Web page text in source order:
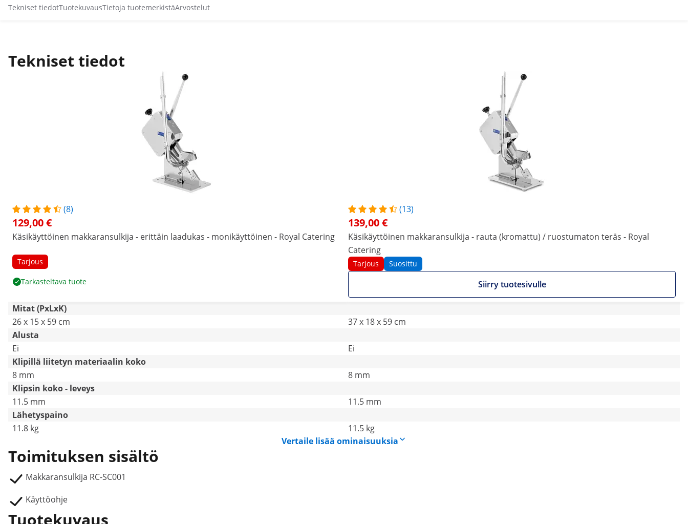
Tekniset tiedotTuotekuvausTietoja tuotemerkistäArvostelut
Tekniset tiedot
(8)
129,00 €
Käsikäyttöinen makkaransulkija - erittäin laadukas - monikäyttöinen - Royal Catering
Tarjous
Tarkasteltava tuote
(13)
139,00 €
Käsikäyttöinen makkaransulkija - rauta (kromattu) / ruostumaton teräs - Royal
Catering
Tarjous Suosittu
Siirry tuotesivulle
Mitat (PxLxK)
26 x 15 x 59 cm
37 x 18 x 59 cm
Alusta
Ei
Ei
Klipillä liitetyn materiaalin koko
8 mm
8 mm
Klipsin koko - leveys
11.5 mm
11.5 mm
Lähetyspaino
11.8 kg
11.5 kg
Vertaile lisää ominaisuuksia
Toimituksen sisältö
Makkaransulkija RC-SC001
Käyttöohje
Tuotekuvaus